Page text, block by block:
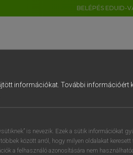
BELÉPÉS EDUID-
információkat. További információért
is nevezik. Ezek a sütik információkat
között arról, hogy milyen oldalakat keresett
a felhasználó azonosítására nem
5 6 7 8 9
r t z u i
g h j k l é